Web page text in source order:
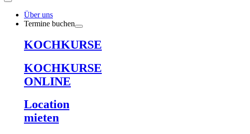
Über uns
Termine buchen
KOCHKURSE
KOCHKURSE
ONLINE
Location
mieten